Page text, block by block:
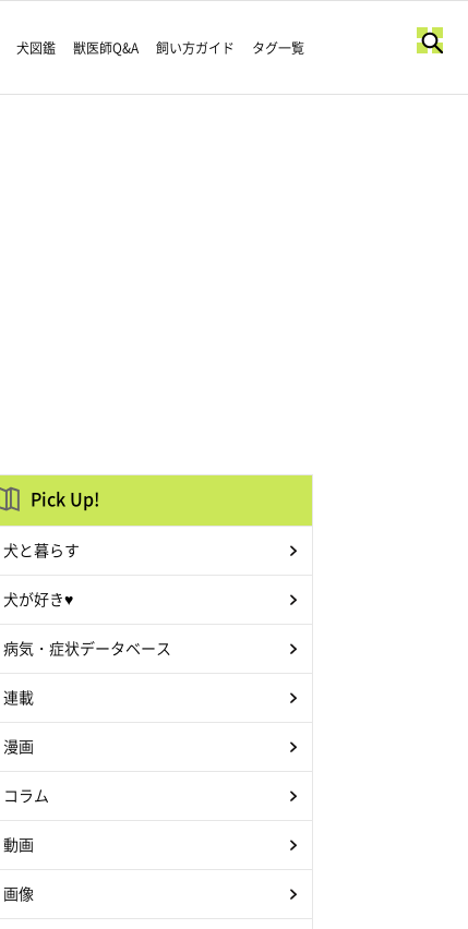
犬図鑑 獣医師Q&A 飼い方ガイド タグ一覧
Pick Up!
犬と暮らす
犬が好き♥
病気・症状データベース
連載
漫画
コラム
動画
画像